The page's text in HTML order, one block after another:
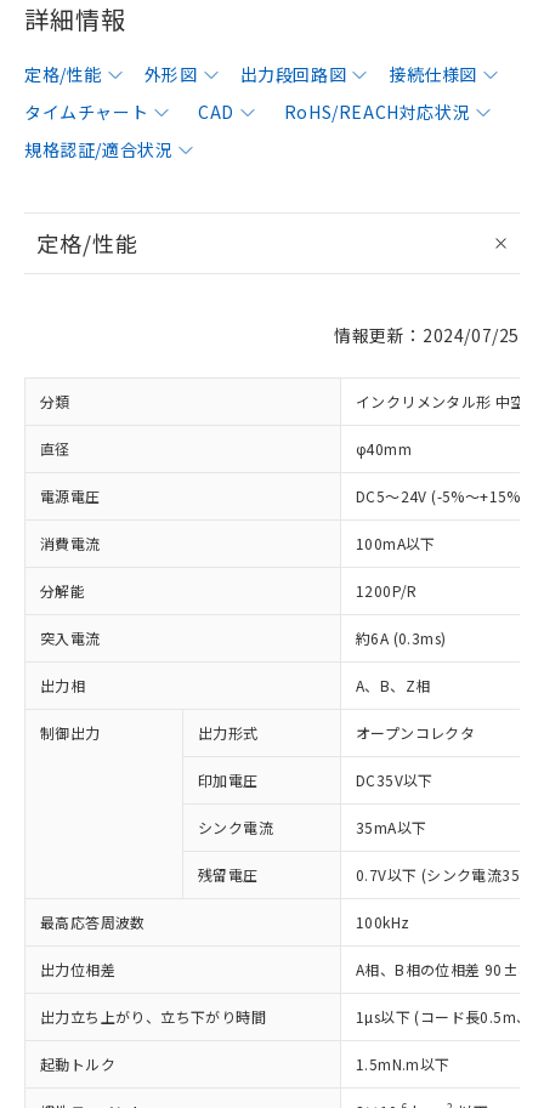
詳細情報
定格/性能 外形図 出力段回路図
接続仕様図
タイムチャート
CAD
RoHS/REACH対応状況
規格認証/適合状況
定格/性能
情報更新：2024/07/25
分類 インクリメンタル形 中空
直径 φ40mm
電源電圧 DC5～24V (-5%～+15%)
消費電流 100mA以下
分解能 1200P/R
突入電流 約6A (0.3ms)
出力相 A、B、Z相
制御出力 出力形式 オープンコレクタ
印加電圧 DC35V以下
シンク電流 35mA以下
残留電圧 0.7V以下 (シンク電流
最高応答周波数 100kHz
出力位相差 A相、B相の位相差
出力立ち上がり、立ち下がり時間 1µs以下 (コード長0.5m、
起動トルク 1.5mN.m以下
※1 対応状況
対応済み：EU RoHS指令（10物質）の
非含有に対応した製品が提供可能な商品で